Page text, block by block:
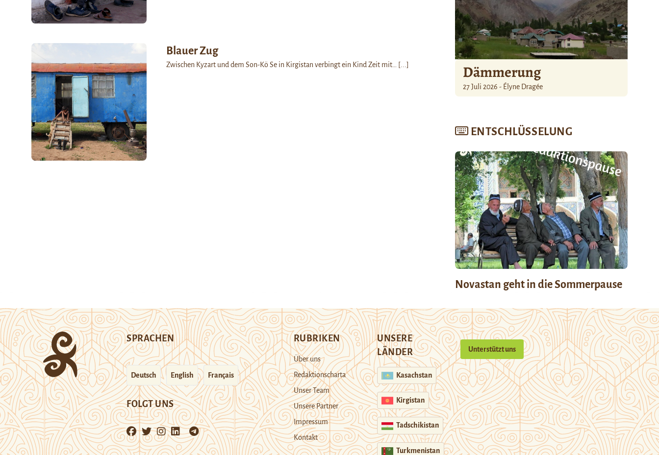
Blauer Zug
Zwischen Kyzart und dem Son-Kö Se in Kirgistan verbingt ein Kind Zeit mit… [...] Dämmerung
27 Juli 2026 - Élyne Dragée
ENTSCHLÜSSELUNG
Novastan geht in die Sommerpause
SPRACHEN
Deutsch English Français
FOLGT UNS
RUBRIKEN
Über uns
Redaktionscharta
Unser Team
Unsere Partner
Impressum
Kontakt
UNSERE
LÄNDER
Kasachstan
Kirgistan
Tadschikistan
Turkmenistan
Unterstützt uns